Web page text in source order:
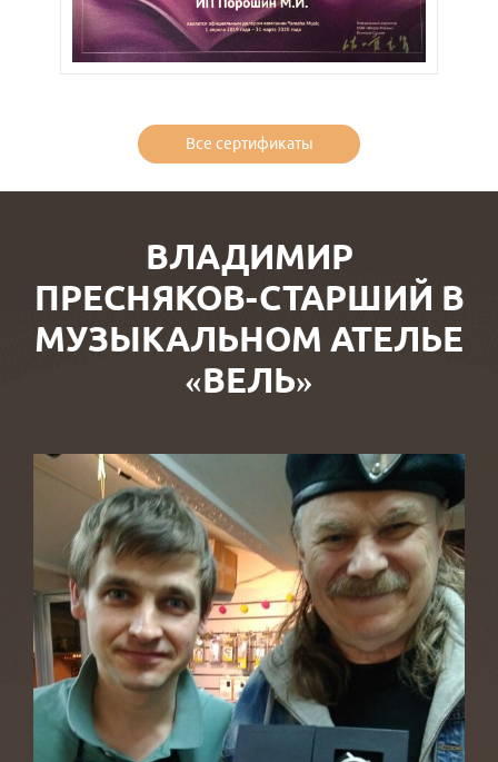
Все сертификаты
ВЛАДИМИР
ПРЕСНЯКОВ-СТАРШИЙ В
МУЗЫКАЛЬНОМ АТЕЛЬЕ
«ВЕЛЬ»